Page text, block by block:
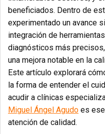
beneficiados. Dentro de
experimentado un avance
integración de
diagnósticos más
una mejora notable en la
Este artículo explorará
la forma de entender el
acudir a clínicas
Miguel Ángel Agudo es
atención de calidad.